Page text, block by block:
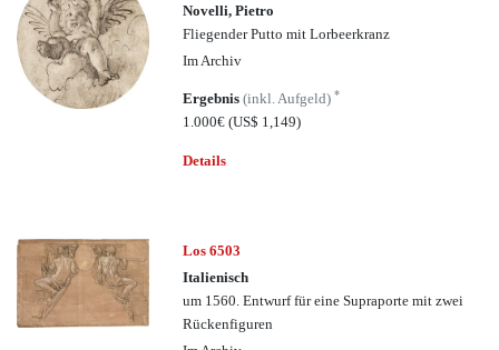
Novelli, Pietro
Fliegender Putto mit Lorbeerkranz
Im Archiv
Ergebnis(inkl. Aufgeld)*
1.000€(US$ 1,149)
Details
Los 6503
Italienisch
um 1560. Entwurf für eine Supraporte mit zwei
Rückenfiguren